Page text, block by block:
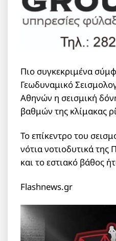
Πιο συγκεκριμένα
Γεωδυναμικό
Αθηνών η σεισμική
βαθμών της κλίμακας
Το επίκεντρο του
νότια νοτιοδυτικά
και το εστιακό βάθος
Flashnews.gr